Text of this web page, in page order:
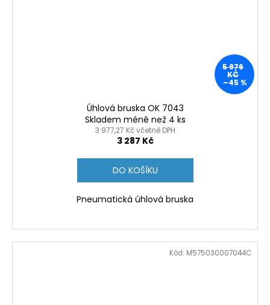
5 976
KČ
–45 %
Úhlová bruska OK 7043
Skladem méně než 4 ks
3 977,27 Kč včetně DPH
3 287 Kč
DO KOŠÍKU
Pneumatická úhlová bruska
Kód: M575030007044C